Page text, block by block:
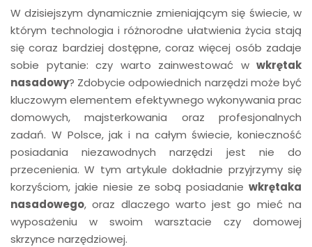
W dzisiejszym dynamicznie zmieniającym się świecie, w
którym technologia i różnorodne ułatwienia życia stają
się coraz bardziej dostępne, coraz więcej osób zadaje
sobie pytanie: czy warto zainwestować w wkrętak
nasadowy? Zdobycie odpowiednich narzędzi może być
kluczowym elementem efektywnego wykonywania prac
domowych, majsterkowania oraz profesjonalnych
zadań. W Polsce, jak i na całym świecie, konieczność
posiadania niezawodnych narzędzi jest nie do
przecenienia. W tym artykule dokładnie przyjrzymy się
korzyściom, jakie niesie ze sobą posiadanie wkrętaka
nasadowego, oraz dlaczego warto jest go mieć na
wyposażeniu w swoim warsztacie czy domowej
skrzynce narzędziowej.